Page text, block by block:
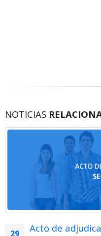
NOTICIAS
29
Acto de